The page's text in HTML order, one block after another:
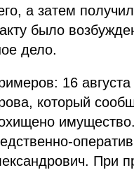
а затем
было
дело.
16 августа
который
При